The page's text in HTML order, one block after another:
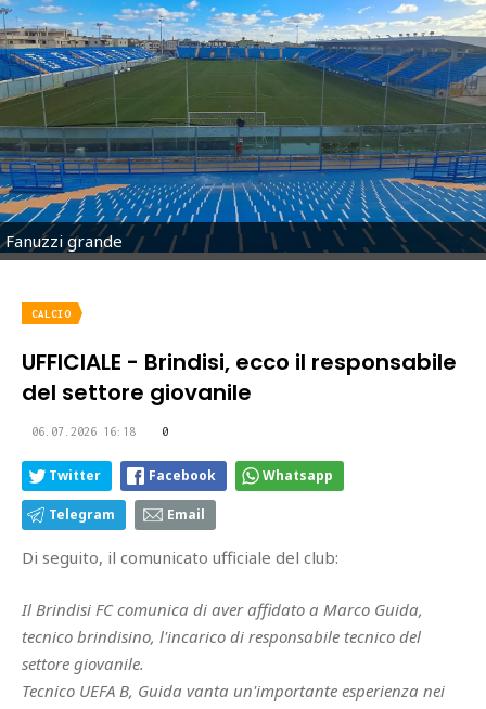
Fanuzzi grande
CALCIO
UFFICIALE - Brindisi, ecco il responsabile
del settore giovanile
06.07.2026 16:18 0
Twitter Facebook Whatsapp
Telegram Email
Di seguito, il comunicato ufficiale del club:
Il Brindisi FC comunica di aver affidato a Marco Guida,
tecnico brindisino, l'incarico di responsabile tecnico del
settore giovanile.
Tecnico UEFA B, Guida vanta un'importante esperienza nei